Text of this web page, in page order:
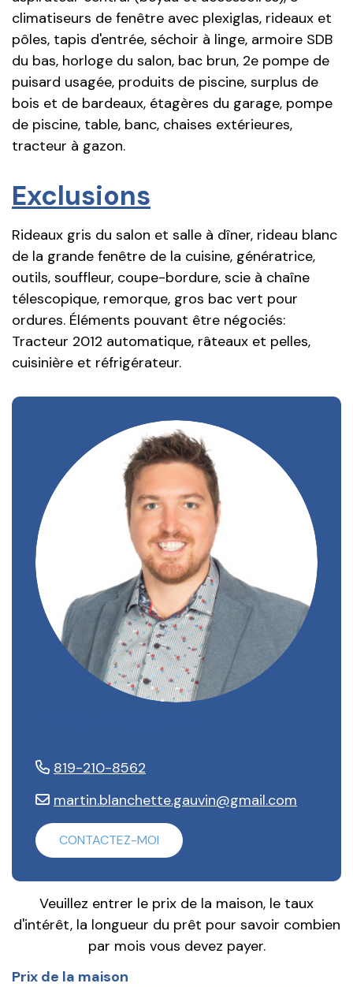
climatiseurs de fenêtre avec plexiglas, rideaux et
pôles, tapis d'entrée, séchoir à linge, armoire SDB
du bas, horloge du salon, bac brun, 2e pompe de
puisard usagée, produits de piscine, surplus de
bois et de bardeaux, étagères du garage, pompe
de piscine, table, banc, chaises extérieures,
tracteur à gazon.
Exclusions
Rideaux gris du salon et salle à dîner, rideau blanc
de la grande fenêtre de la cuisine, génératrice,
outils, souffleur, coupe-bordure, scie à chaîne
télescopique, remorque, gros bac vert pour
ordures. Éléments pouvant être négociés:
Tracteur 2012 automatique, râteaux et pelles,
cuisinière et réfrigérateur.
819-210-8562
martin.blanchette.gauvin@gmail.com
CONTACTEZ-MOI
Veuillez entrer le prix de la maison, le taux
d'intérêt, la longueur du prêt pour savoir combien
par mois vous devez payer.
Prix de la maison